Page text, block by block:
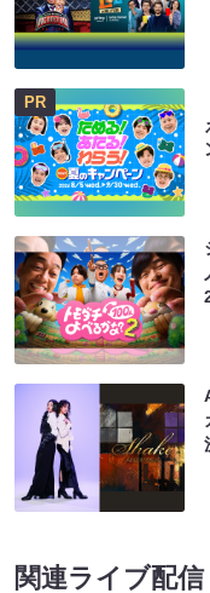
PR
関連ライブ配信